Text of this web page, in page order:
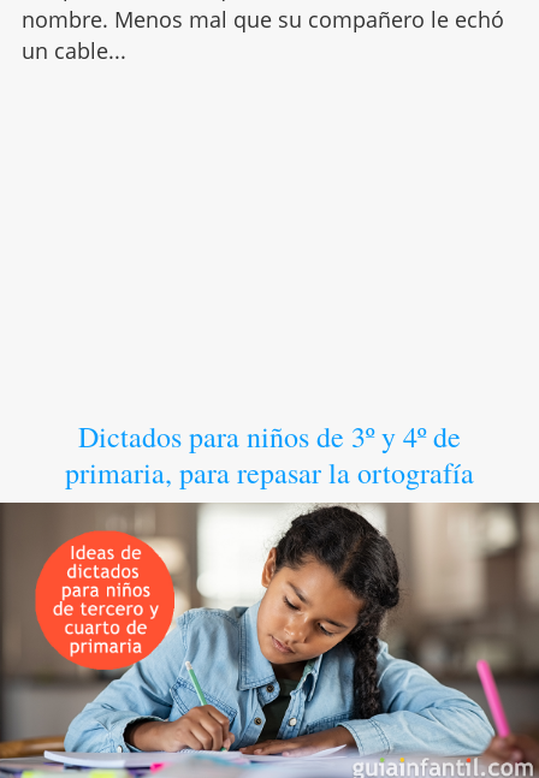
nombre. Menos mal que su compañero le echó
un cable...
Dictados para niños de 3º y 4º de
primaria, para repasar la ortografía